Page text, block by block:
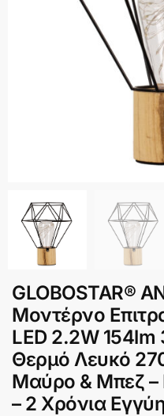
GLOBOSTAR®
Μοντέρνο
LED 2.2W 154lm
Θερμό Λευκό
Μαύρο & Μπεζ –
– 2 Χρόνια